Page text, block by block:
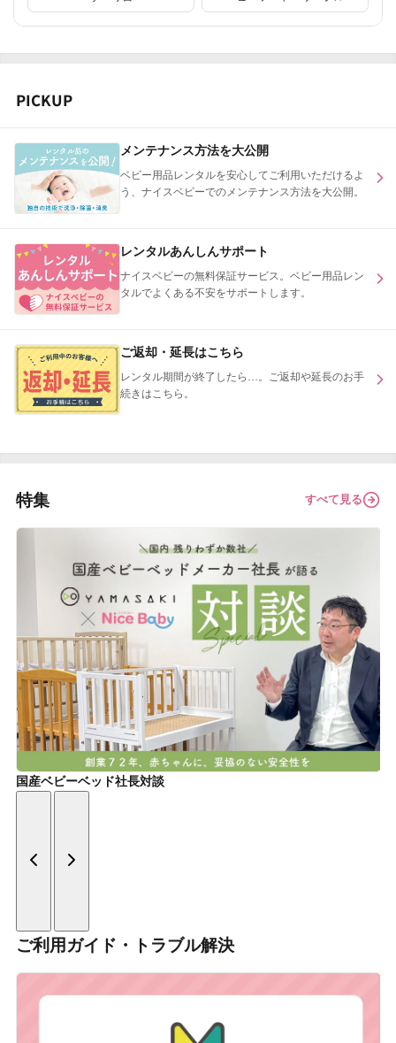
PICKUP
メンテナンス方法を大公開
ベビー用品レンタルを安心してご利用いただけるよ
う、ナイスベビーでのメンテナンス方法を大公開。
レンタルあんしんサポート
ナイスベビーの無料保証サービス。ベビー用品レン
タルでよくある不安をサポートします。
ご返却・延長はこちら
レンタル期間が終了したら…。ご返却や延長のお手
続きはこちら。
特集 すべて見る
国産ベビーベッド社長対談
ご利用ガイド・トラブル解決